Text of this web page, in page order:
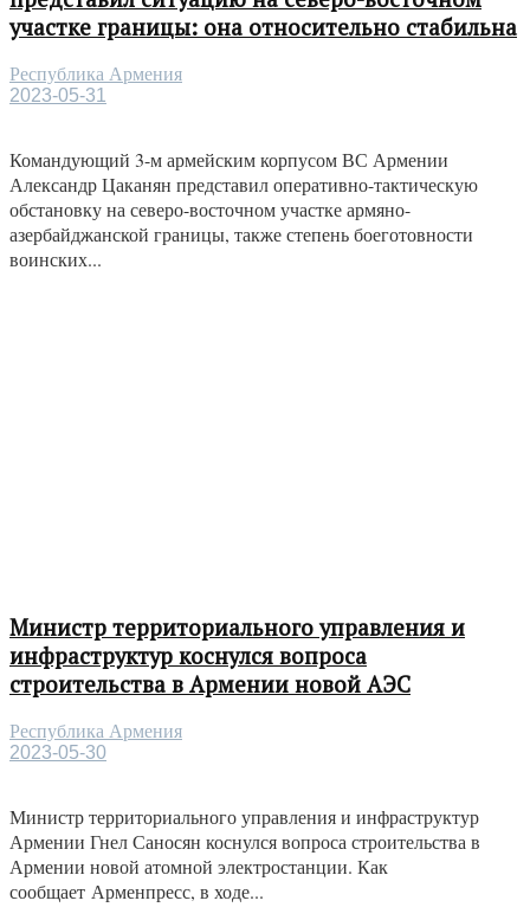
участке границы: она относительно стабильна
Республика Армения
2023-05-31
Командующий 3-м армейским корпусом ВС Армении
Александр Цаканян представил оперативно-тактическую
обстановку на северо-восточном участке армяно-
азербайджанской границы, также степень боеготовности
воинских...
Министр территориального управления и
инфраструктур коснулся вопроса
строительства в Армении новой АЭС
Республика Армения
2023-05-30
Министр территориального управления и инфраструктур
Армении Гнел Саносян коснулся вопроса строительства в
Армении новой атомной электростанции. Как
сообщает Арменпресс, в ходе...